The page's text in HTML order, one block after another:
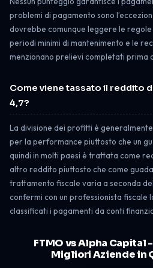
problemi di pagamento sono
dovrebbe comunque leggere le
periodi minimi di mantenimento e le
menzionano prelievi completati prima
Come viene tassato il reddito
4,7?
La divisione dei profitti è
per la performance piuttosto che un
quindi in molti paesi è trattata come
altro reddito piuttosto che come
trattamento fiscale varia a seconda
confermi con un professionista fiscale
classificati i pagamenti da conti
FTMO vs Alpha
Migliori Aziende in